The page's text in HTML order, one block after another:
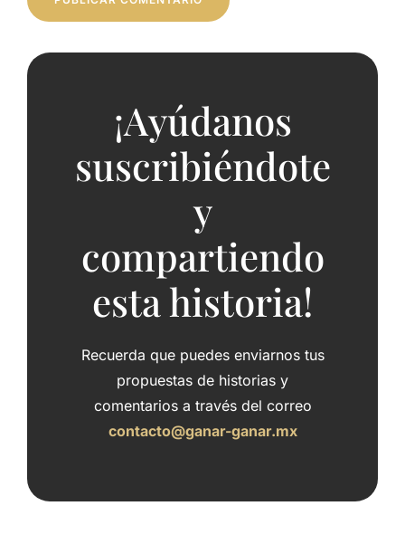
¡Ayúdanos
suscribiéndote
y
compartiendo
esta historia!
Recuerda que puedes enviarnos tus
propuestas de historias y
comentarios a través del correo
contacto@ganar-ganar.mx